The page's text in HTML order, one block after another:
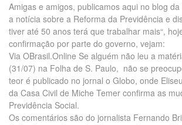
Amigas e amigos, publicamos aqui no blog
a notícia sobre a Reforma da Previdência e
tiver até 50 anos terá que trabalhar mais“,
confirmação por parte do governo, vejam:
Via OBrasil.Online Se alguém não leu a
(31/07) na Folha de S. Paulo, não se
teor é publicado no jornal o Globo, onde
da Casa Civil de Miche Temer confirma as
Previdência Social.
Os comentários são do jornalista Fernando